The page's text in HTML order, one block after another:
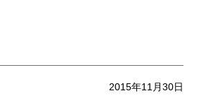
2015年11月30日